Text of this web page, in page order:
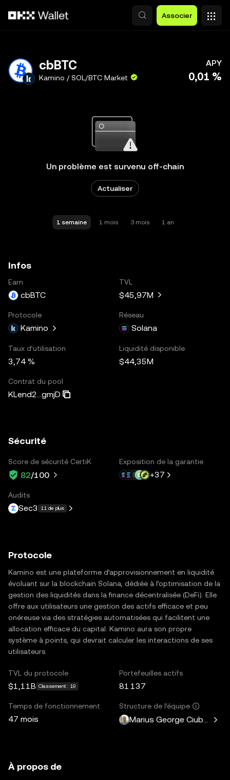
Associer
cbBTC
Kamino / SOL/BTC Market
APY
0,01 %
Un problème est survenu off-chain
Actualiser
1 semaine 1 mois 3 mois 1 an
Infos
Earn
cbBTC
TVL
$45,97M
Protocole
Kamino
Réseau
Solana
Taux d’utilisation
3,74 %
Liquidité disponible
$44,35M
Contrat du pool
KLend2...gmjD
Sécurité
Score de sécurité CertiK
82/100
Exposition de la garantie
+37
Audits
Sec3 11 de plus
Protocole
Kamino est une plateforme d’approvisionnement en liquidité
évoluant sur la blockchain Solana, dédiée à l’optimisation de la
gestion des liquidités dans la finance décentralisée (DeFi). Elle
offre aux utilisateurs une gestion des actifs efficace et peu
onéreuse via des stratégies automatisées qui facilitent une
allocation efficace du capital. Kamino aura son propre
système à points, qui devrait calculer les interactions de ses
utilisateurs.
TVL du protocole
$1,11B Classement : 19
Portefeuilles actifs
81 137
Temps de fonctionnement
47 mois
Structure de l’équipe
Marius George Ciubotariu
À propos de